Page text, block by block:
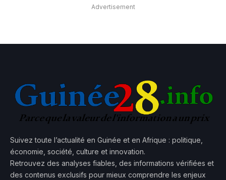
Advertisement
Suivez toute l’actualité en Guinée et en Afrique : politique,
économie, société, culture et innovation.
Retrouvez des analyses fiables, des informations vérifiées et
des contenus exclusifs pour mieux comprendre les enjeux